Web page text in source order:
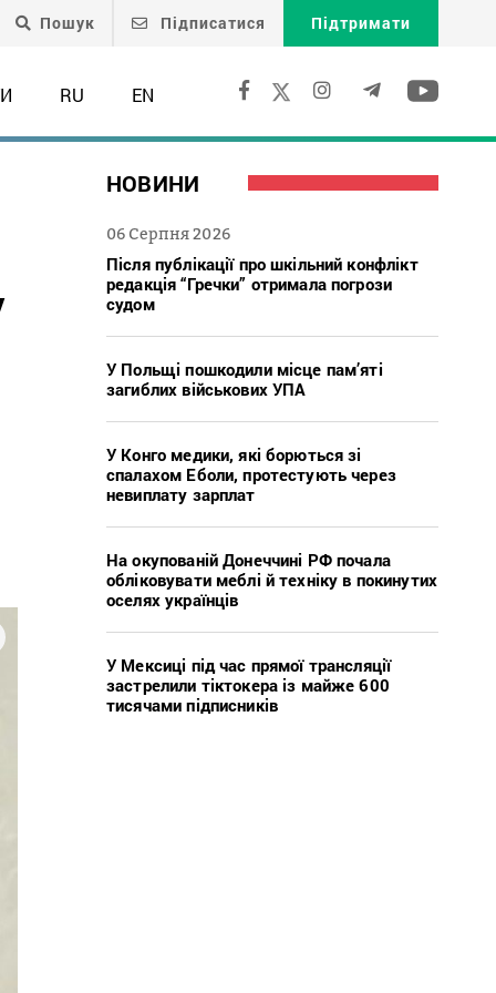
Пошук Підписатися Підтримати
RU EN
НОВИНИ
06 Серпня 2026
Після публікації про шкільний конфлікт
редакція “Гречки” отримала погрози
судом
У Польщі пошкодили місце пам’яті
загиблих військових УПА
У Конго медики, які борються зі
спалахом Еболи, протестують через
невиплату зарплат
На окупованій Донеччині РФ почала
обліковувати меблі й техніку в покинутих
оселях українців
У Мексиці під час прямої трансляції
застрелили тіктокера із майже 600
тисячами підписників